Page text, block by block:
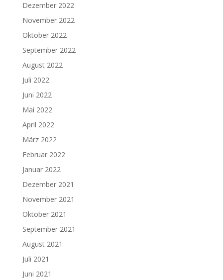
Dezember 2022
November 2022
Oktober 2022
September 2022
August 2022
Juli 2022
Juni 2022
Mai 2022
April 2022
März 2022
Februar 2022
Januar 2022
Dezember 2021
November 2021
Oktober 2021
September 2021
August 2021
Juli 2021
Juni 2021